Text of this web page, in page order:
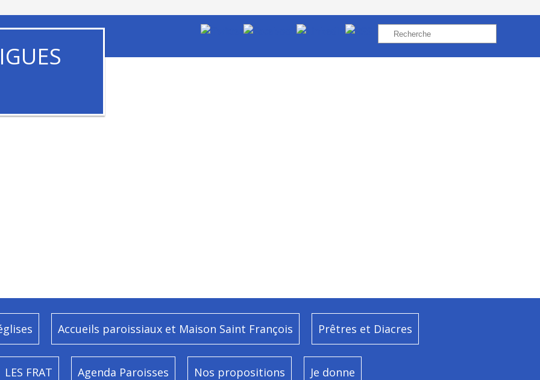
Accueils paroissiaux et Maison Saint François Prêtres et Diacres
LES FRAT Agenda Paroisses Nos propositions Je donne